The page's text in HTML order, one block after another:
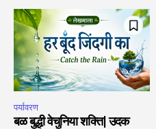
पर्यावरण
बळ बुद्धी वेचुनिया शक्ति| उदक